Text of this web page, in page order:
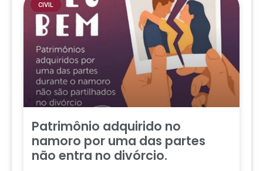
CIVIL
Patrimônio adquirido no
namoro por uma das partes
não entra no divórcio.